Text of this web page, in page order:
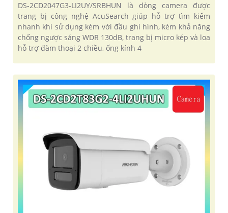
DS-2CD2047G3-LI2UY/SRBHUN là dòng camera được
trang bị công nghệ AcuSearch giúp hỗ trợ tìm kiếm
nhanh khi sử dụng kèm với đầu ghi hình, kèm khả năng
chống ngược sáng WDR 130dB, trang bị micro kép và loa
hỗ trợ đàm thoại 2 chiều, ống kính 4